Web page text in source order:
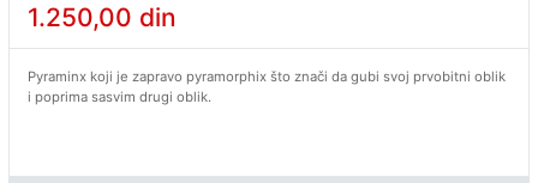
1.250,00 din
Pyraminx koji je zapravo pyramorphix što znači da gubi svoj prvobitni oblik
i poprima sasvim drugi oblik.